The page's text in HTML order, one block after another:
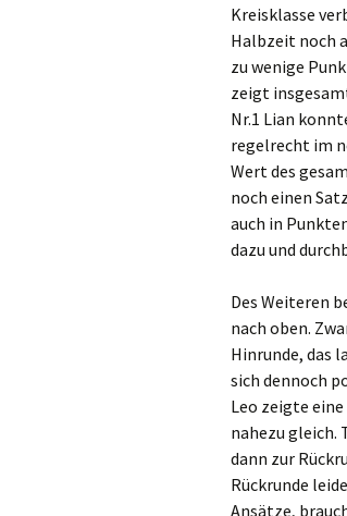
Kreisklasse
Halbzeit noch
zu wenige
zeigt
Nr.1 Lian
regelrecht im
Wert des
noch einen
auch in
dazu und
Des Weiteren
nach oben.
Hinrunde, das
sich dennoch
Leo zeigte
nahezu gleich.
dann zur
Rückrunde
Ansätze,